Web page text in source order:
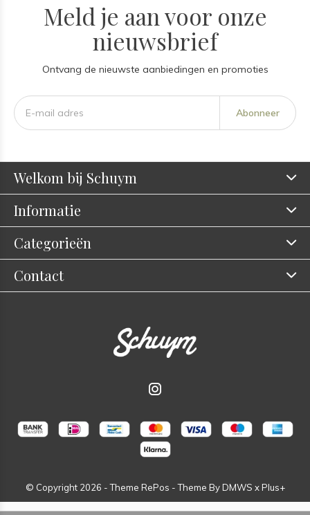
Meld je aan voor onze
nieuwsbrief
Ontvang de nieuwste aanbiedingen en promoties
Abonneer
Welkom bij Schuym
Informatie
Categorieën
Contact
© Copyright 2026 - Theme RePos - Theme ByDMWS xPlus+